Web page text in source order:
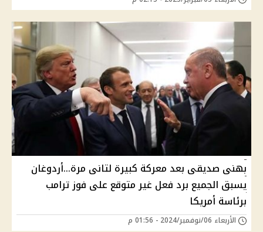
بهنى صديقى بعد معركة كبيرة لتانى مرة...أردوغان
يسبق الجميع برد فعل غير متوقع على فوز ترامب
برئاسة أمريكا
الأربعاء 06/نوفمبر/2024 - 01:56 م